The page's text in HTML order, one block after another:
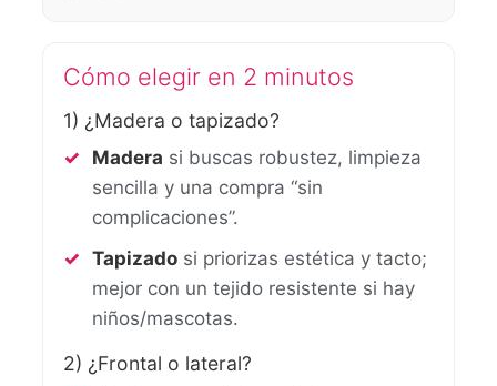
Cómo elegir en 2 minutos
1) ¿Madera o tapizado?
Madera si buscas robustez, limpieza
sencilla y una compra “sin
complicaciones”.
Tapizado si priorizas estética y tacto;
mejor con un tejido resistente si hay
niños/mascotas.
2) ¿Frontal o lateral?